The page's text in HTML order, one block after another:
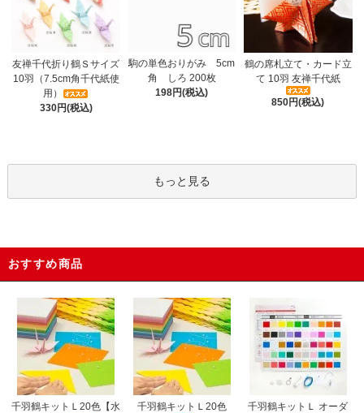
友禅千代折り鶴Ｓサイズ
10羽（7.5cm角千代紙使
用）
330円(税込)
駒の単色おりがみ 5cm
角 しろ 200枚
198円(税込)
鶴の席札立て・カード立
て 10羽 友禅千代紙
850円(税込)
もっと見る
おすすめ商品
千羽鶴キットＬ20色【水
千羽鶴キットＬ20色
千羽鶴キットＬ オーダ